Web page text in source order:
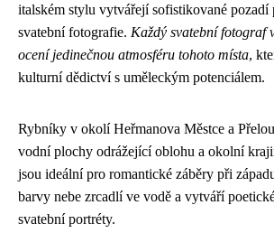
italském stylu vytvářejí sofistikované pozadí
svatební fotografie. Každý svatební fotograf
ocení jedinečnou atmosféru tohoto místa,
kulturní dědictví s uměleckým potenciálem.
Rybníky v okolí Heřmanova Městce a
vodní plochy odrážející oblohu a okolní
jsou ideální pro romantické záběry při
barvy nebe zrcadlí ve vodě a vytváří
svatební portréty.